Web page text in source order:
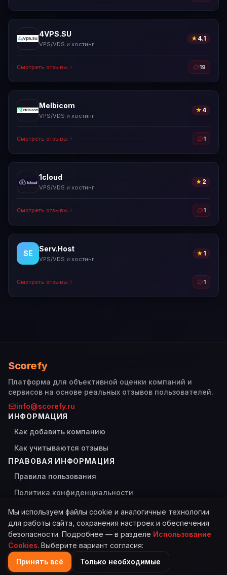
4VPS.SU
VPS/VDS и хостинг
★ 4.1
Смотреть отзывы 19
Melbicom
VPS/VDS и хостинг
★ 4
Смотреть отзывы 1
1cloud
VPS/VDS и хостинг
★ 2
Смотреть отзывы 1
SE
Serv.Host
VPS/VDS и хостинг
★ 1
Смотреть отзывы 1
Каталог
Отзыв
Scorefy
Платформа для объективной оценки компаний и
сервисов на основе реальных отзывов пользователей.
info@scorefy.ru
ИНФОРМАЦИЯ
Как добавить компанию
Как учитываются отзывы
ПРАВОВАЯ ИНФОРМАЦИЯ
Правила пользования
Политика конфиденциальности
Использование Cookies
© 2026 Scorefy. Все права защищены.
Сделано с для пользователей
Мы используем файлы cookie и аналогичные технологии
для работы сайта, сохранения настроек и обеспечения
безопасности. Подробнее — в разделе Использование
Cookies. Выберите вариант согласия:
Принять всё
Только необходимые